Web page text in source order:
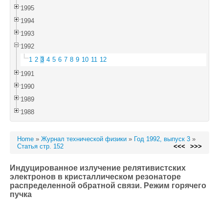
1995
1994
1993
1992
1 2 3 4 5 6 7 8 9 10 11 12
1991
1990
1989
1988
Home » Журнал технической физики » Год 1992, выпуск 3 »
Статья стр. 152
<<< >>>
Индуцированное излучение релятивистских
электронов в кристаллическом резонаторе
распределенной обратной связи. Режим горячего
пучка